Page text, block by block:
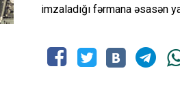
imzaladığı fərmana əsasən